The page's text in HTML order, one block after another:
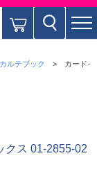
カルテブック カード
クス 01-2855-02